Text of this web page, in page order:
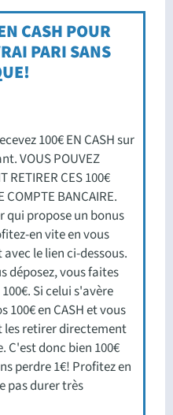
CASH POUR
PARI SANS
100€ EN CASH sur
VOUS POUVEZ
RETIRER CES 100€
COMPTE BANCAIRE.
qui propose un bonus
en vite en vous
le lien ci-dessous.
déposez, vous faites
Si celui s'avère
en CASH et vous
les retirer directement
donc bien 100€
perdre 1€! Profitez en
pas durer très